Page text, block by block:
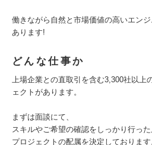
働きながら自然と市場価値の高いエン
あります!
どんな仕事か
上場企業との直取引を含む3,300社以上
ェクトがあります。
まずは面談にて、
スキルやご希望の確認をしっかり行った
プロジェクトの配属を決定しております